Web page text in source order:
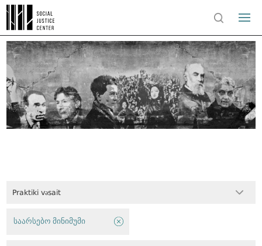
Praktiki vəsait
საარსებო მინიმუმი